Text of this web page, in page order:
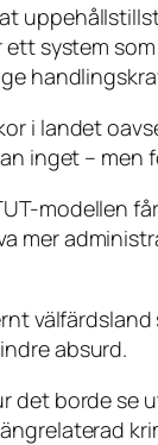
system
i landet
inget – men
modellen
mer
absurd.
det borde